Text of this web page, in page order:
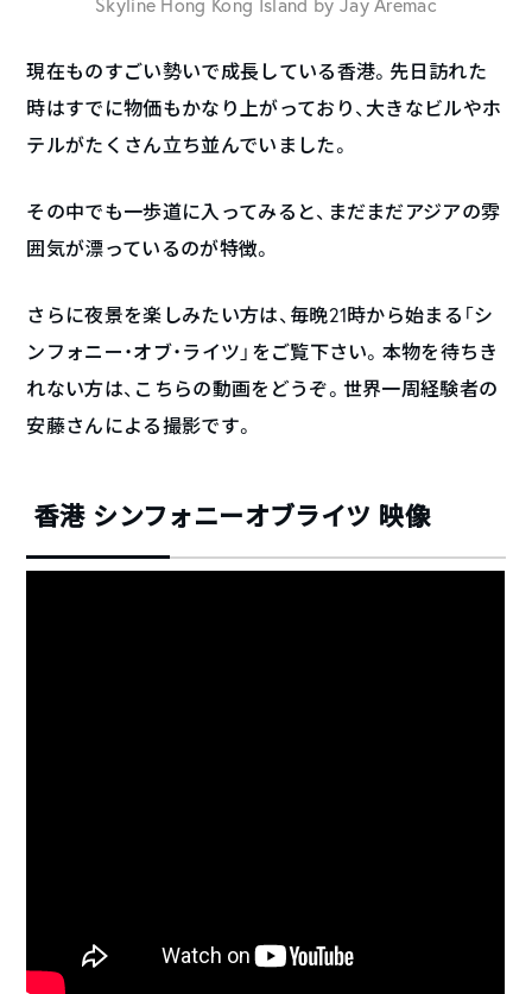
現在ものすごい勢いで成長している香港。先日訪れた
時はすでに物価もかなり上がっており、大きなビルやホ
テルがたくさん立ち並んでいました。
その中でも一歩道に入ってみると、まだまだアジアの雰
囲気が漂っているのが特徴。
さらに夜景を楽しみたい方は、毎晩21時から始まる「シ
ンフォニー・オブ・ライツ」をご覧下さい。本物を待ちき
れない方は、こちらの動画をどうぞ。世界一周経験者の
安藤さんによる撮影です。
香港 シンフォニーオブライツ 映像